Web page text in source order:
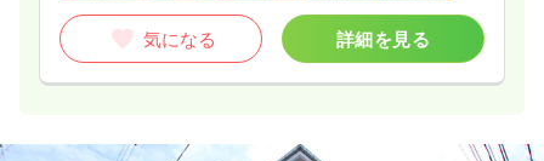
気になる 詳細を見る